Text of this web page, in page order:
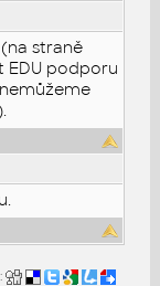
straně
EDU podporu